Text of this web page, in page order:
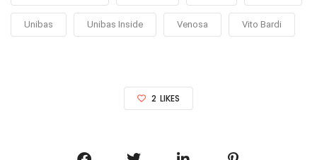
Unibas Unibas Inside Venosa Vito Bardi
2 LIKES